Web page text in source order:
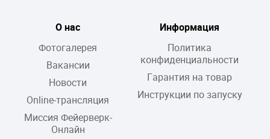
О нас
Фотогалерея
Вакансии
Новости
Online-трансляция
Миссия Фейерверк-
Онлайн
Информация
Политика
конфиденциальности
Гарантия на товар
Инструкции по запуску